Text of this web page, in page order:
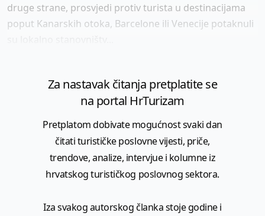
druge strane, prosvjedi protiv turista u destinacijama
poput Kanarskih otoka, Barcelone ili Venecije potaknuli
Za nastavak čitanja pretplatite se
na portal HrTurizam
Pretplatom dobivate mogućnost svaki dan
čitati turističke poslovne vijesti, priče,
trendove, analize, intervjue i kolumne iz
hrvatskog turističkog poslovnog sektora.
Iza svakog autorskog članka stoje godine i